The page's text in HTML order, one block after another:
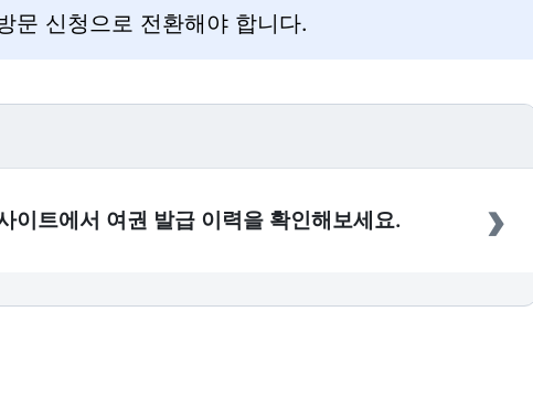
문 신청으로 전환해야 합니다.
이트에서 여권 발급 이력을 확인해보세요. ›